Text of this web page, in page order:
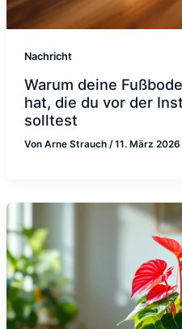
Nachricht
Warum deine
hat, die du vor der
solltest
Von Arne Strauch /11. März 2026